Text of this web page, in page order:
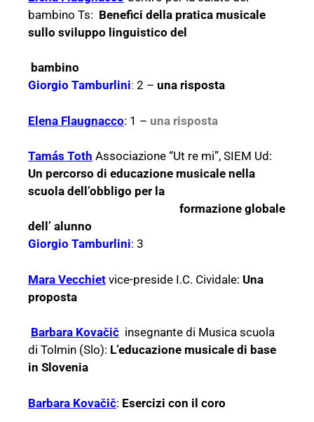
bambino Ts: Benefici della pratica musicale
sullo sviluppo linguistico del
bambino
Giorgio Tamburlini: 2 – una risposta
Elena Flaugnacco: 1 – una risposta
Tamás Toth Associazione “Ut re mi”, SIEM Ud:
Un percorso di educazione musicale nella
scuola dell’obbligo per la
formazione globale
dell’ alunno
Giorgio Tamburlini: 3
Mara Vecchiet vice-preside I.C. Cividale: Una
proposta
Barbara Kovačič insegnante di Musica scuola
di Tolmin (Slo): L’educazione musicale di base
in Slovenia
Barbara Kovačič: Esercizi con il coro